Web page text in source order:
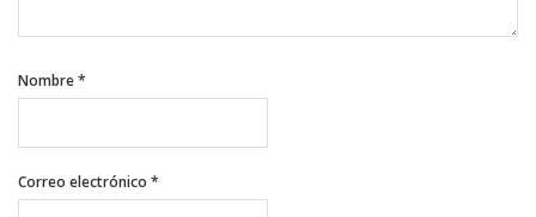
Nombre*
Correo electrónico *